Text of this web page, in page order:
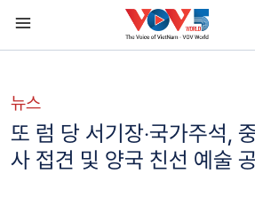
뉴스
또 럼 당 서기장‧국가주석,
사 접견 및 양국 친선 예술